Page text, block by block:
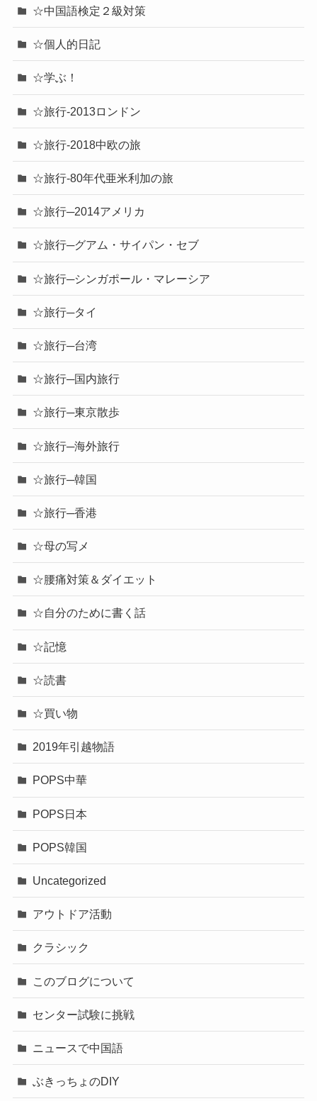
☆中国語検定２級対策
☆個人的日記
☆学ぶ！
☆旅行-2013ロンドン
☆旅行-2018中欧の旅
☆旅行-80年代亜米利加の旅
☆旅行─2014アメリカ
☆旅行─グアム・サイパン・セブ
☆旅行─シンガポール・マレーシア
☆旅行─タイ
☆旅行─台湾
☆旅行─国内旅行
☆旅行─東京散歩
☆旅行─海外旅行
☆旅行─韓国
☆旅行─香港
☆母の写メ
☆腰痛対策＆ダイエット
☆自分のために書く話
☆記憶
☆読書
☆買い物
2019年引越物語
POPS中華
POPS日本
POPS韓国
Uncategorized
アウトドア活動
クラシック
このブログについて
センター試験に挑戦
ニュースで中国語
ぶきっちょのDIY